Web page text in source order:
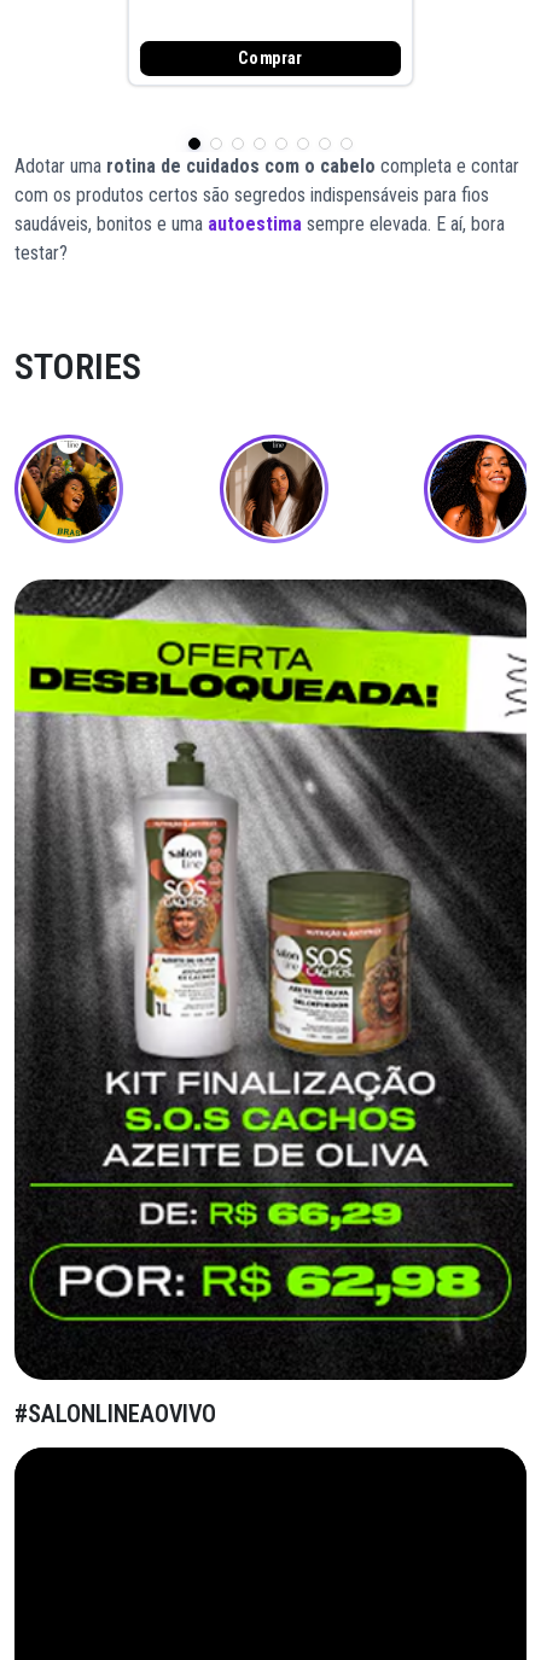
Comprar
Adotar uma rotina de cuidados com o cabelo completa e contar
com os produtos certos são segredos indispensáveis para fios
saudáveis, bonitos e uma autoestima sempre elevada. E aí, bora
testar?
STORIES
#SALONLINEAOVIVO